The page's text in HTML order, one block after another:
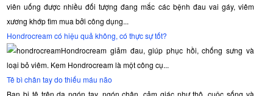
viên uống được nhiều đối tượng đang mắc các bệnh đau vai gáy, viêm
xương khớp tìm mua bởi công dụng...
Hondrocream có hiệu quả không, có thực sự tốt?
Hondrocream giảm đau, giúp phục hồi, chống sưng và
loại bỏ viêm. Kem Hondrocream là một công cụ...
Tê bì chân tay do thiếu máu não
Bạn bị tê trên da ngón tay, ngón chân, cảm giác như thô, cuộc sống và